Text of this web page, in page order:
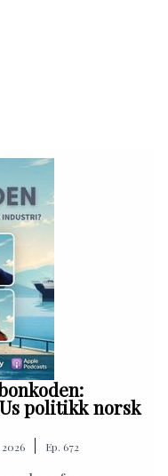
politikk norsk
Ep. 672